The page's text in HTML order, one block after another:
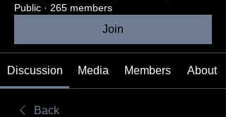
Public · 265 members
Join
Discussion Media Members About
Back